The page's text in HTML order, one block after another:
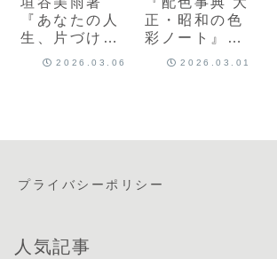
『あなたの人
生、片づけま
す』書評｜捨
2026.03.06
正・昭和の色
彩ノート』書
評｜着物コー
2026.03.01
プライバシーポリシー
人気記事